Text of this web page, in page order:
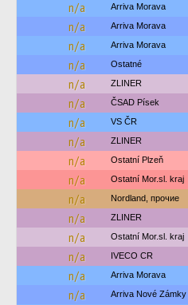
n/a Arriva Morava
n/a Arriva Morava
n/a Arriva Morava
n/a Ostatné
n/a ZLINER
n/a ČSAD Písek
n/a VS ČR
n/a ZLINER
n/a Ostatní Plzeň
n/a Ostatní Mor.sl. kraj
n/a Nordland, прочие
n/a ZLINER
n/a Ostatní Mor.sl. kraj
n/a IVECO CR
n/a Arriva Morava
n/a Arriva Nové Zámky